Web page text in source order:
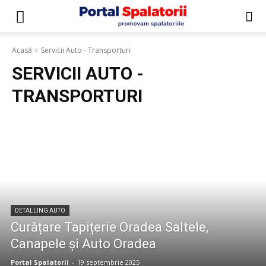
Acasă Servicii Auto - Transporturi
SERVICII AUTO -
TRANSPORTURI
DETALLING AUTO
Curățare Tapițerie Oradea Saltele,
Canapele și Auto Oradea
Portal Spalatorii - 19 septembrie 2025